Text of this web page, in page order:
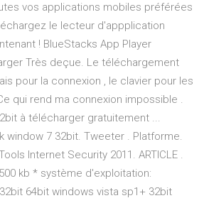
vos applications mobiles préférées
le lecteur d'appplication
! BlueStacks App Player
Très deçue. Le téléchargement
pour la connexion , le clavier pour les
qui rend ma connexion impossible .
à télécharger gratuitement ...
window 7 32bit. Tweeter . Platforme.
Internet Security 2011. ARTICLE .
kb * système d'exploitation:
64bit windows vista sp1+ 32bit